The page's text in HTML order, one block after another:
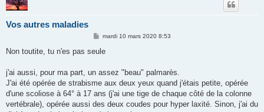
Vos autres maladies
M
s
g
mardi 10 mars 2020 8:53
Non toutite, tu n'es pas seule
j'ai aussi, pour ma part, un assez "beau" palmarès.
J'ai été opérée de strabisme aux deux yeux quand j'étais petite, opérée
d'une scoliose à 64° à 17 ans (j'ai une tige de chaque côté de la colonne
vertébrale), opérée aussi des deux coudes pour hyper laxité. Sinon, j'ai du